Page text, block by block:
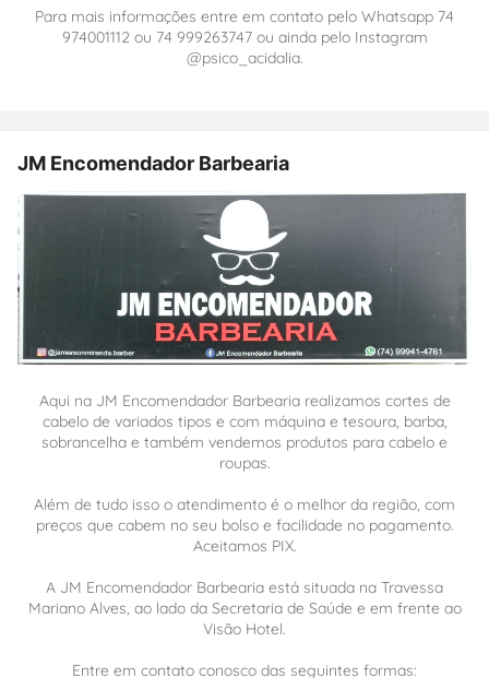
Para mais informações entre em contato pelo Whatsapp 74
974001112 ou 74 999263747 ou ainda pelo Instagram
@psico_acidalia.
JM Encomendador Barbearia
Aqui na JM Encomendador Barbearia realizamos cortes de
cabelo de variados tipos e com máquina e tesoura, barba,
sobrancelha e também vendemos produtos para cabelo e
roupas.
Além de tudo isso o atendimento é o melhor da região, com
preços que cabem no seu bolso e facilidade no pagamento.
Aceitamos PIX.
A JM Encomendador Barbearia está situada na Travessa
Mariano Alves, ao lado da Secretaria de Saúde e em frente ao
Visão Hotel.
Entre em contato conosco das seguintes formas: